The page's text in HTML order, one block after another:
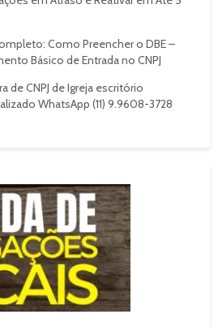
Como Preencher o DBE –
Básico de Entrada no CNPJ
de CNPJ de Igreja escritório
WhatsApp (11) 9.9608-3728